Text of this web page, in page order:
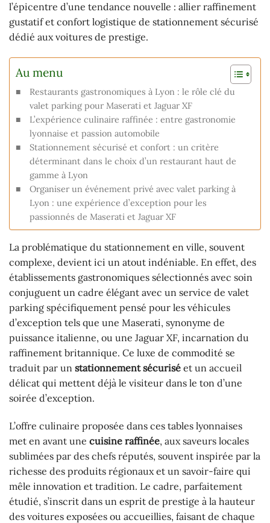
l’épicentre d’une tendance nouvelle : allier raffinement
gustatif et confort logistique de stationnement sécurisé
dédié aux voitures de prestige.
Au menu
Restaurants gastronomiques à Lyon : le rôle clé du
valet parking pour Maserati et Jaguar XF
L’expérience culinaire raffinée : entre gastronomie
lyonnaise et passion automobile
Stationnement sécurisé et confort : un critère
déterminant dans le choix d’un restaurant haut de
gamme à Lyon
Organiser un événement privé avec valet parking à
Lyon : une expérience d’exception pour les
passionnés de Maserati et Jaguar XF
La problématique du stationnement en ville, souvent
complexe, devient ici un atout indéniable. En effet, des
établissements gastronomiques sélectionnés avec soin
conjuguent un cadre élégant avec un service de valet
parking spécifiquement pensé pour les véhicules
d’exception tels que une Maserati, synonyme de
puissance italienne, ou une Jaguar XF, incarnation du
raffinement britannique. Ce luxe de commodité se
traduit par un stationnement sécurisé et un accueil
délicat qui mettent déjà le visiteur dans le ton d’une
soirée d’exception.
L’offre culinaire proposée dans ces tables lyonnaises
met en avant une cuisine raffinée, aux saveurs locales
sublimées par des chefs réputés, souvent inspirée par la
richesse des produits régionaux et un savoir-faire qui
mêle innovation et tradition. Le cadre, parfaitement
étudié, s’inscrit dans un esprit de prestige à la hauteur
des voitures exposées ou accueillies, faisant de chaque